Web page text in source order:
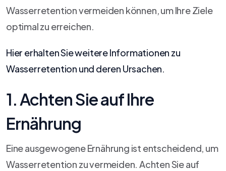
Wasserretention vermeiden können, um Ihre Ziele
optimal zu erreichen.
Hier erhalten Sie weitere Informationen zu
Wasserretention und deren Ursachen.
1. Achten Sie auf Ihre
Ernährung
Eine ausgewogene Ernährung ist entscheidend, um
Wasserretention zu vermeiden. Achten Sie auf